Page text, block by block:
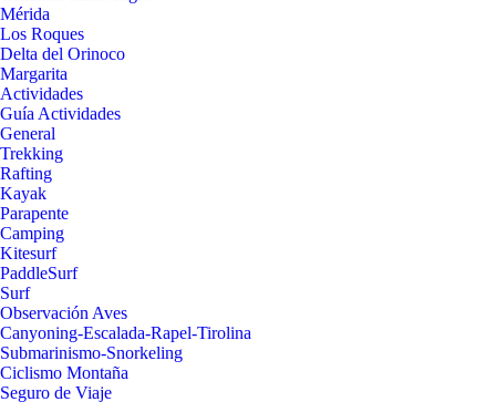
Mérida
Los Roques
Delta del Orinoco
Margarita
Actividades
Guía Actividades
General
Trekking
Rafting
Kayak
Parapente
Camping
Kitesurf
PaddleSurf
Surf
Observación Aves
Canyoning-Escalada-Rapel-Tirolina
Submarinismo-Snorkeling
Ciclismo Montaña
Seguro de Viaje